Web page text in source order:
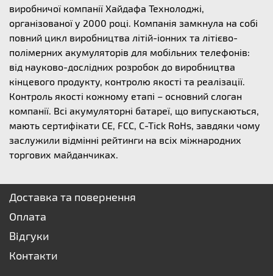
виробничої компанії Хайдафа Технолоджі,
організованої у 2000 році. Компанія замкнула на собі
повний цикл виробництва літій-іонних та літієво-
полімерних акумуляторів для мобільних телефонів:
від науково-дослідних розробок до виробництва
кінцевого продукту, контролю якості та реалізації.
Контроль якості кожному етапі – основний слоган
компанії. Всі акумуляторні батареї, що випускаються,
мають сертифікати CE, FCC, C-Tick RoHs, завдяки чому
заслужили відмінні рейтинги на всіх міжнародних
торгових майданчиках.
Доставка та повернення
Оплата
Відгуки
Контакти